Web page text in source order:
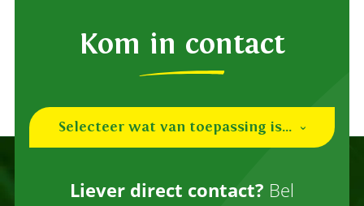
Kom in contact
Selecteer wat van toepassing is...
Liever direct contact? Bel